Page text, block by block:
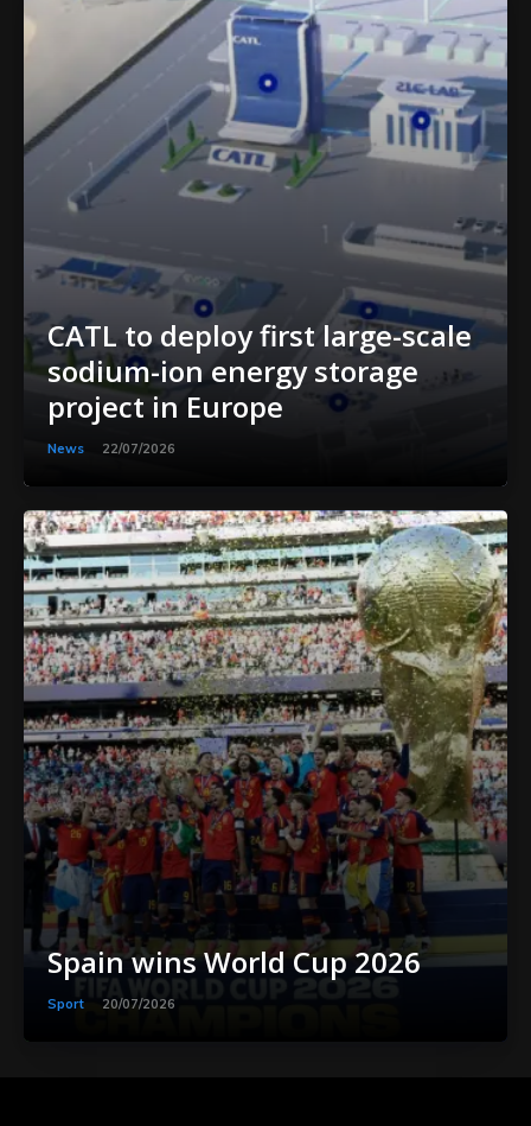
CATL to deploy first large-scale
sodium-ion energy storage
project in Europe
News 22/07/2026
Spain wins World Cup 2026
Sport 20/07/2026